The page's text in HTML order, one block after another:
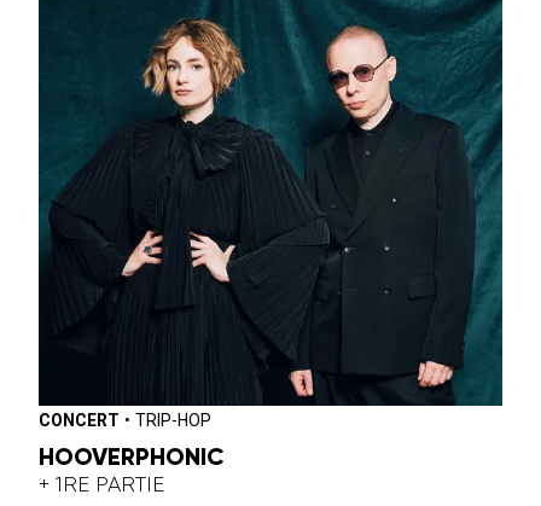
CONCERT • TRIP-HOP
HOOVERPHONIC
+ 1RE PARTIE